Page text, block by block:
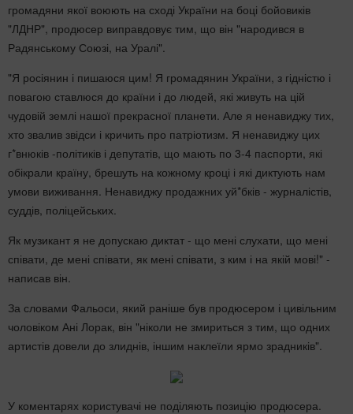
громадяни якої воюють на сході України на боці бойовиків
"ЛДНР", продюсер виправдовує тим, що він "народився в
Радянському Союзі, на Уралі".
"Я росіянин і пишаюся цим! Я громадянин України, з гідністю і
повагою ставлюся до країни і до людей, які живуть на цій
чудовій землі нашої прекрасної планети. Але я ненавиджу тих,
хто звалив звідси і кричить про патріотизм. Я ненавиджу цих
г*внюків -політиків і депутатів, що мають по 3-4 паспорти, які
обікрали країну, брешуть на кожному кроці і які диктують нам
умови виживання. Ненавиджу продажних уй*бків - журналістів,
суддів, поліцейських.
Як музикант я не допускаю диктат - що мені слухати, що мені
співати, де мені співати, як мені співати, з ким і на якій мові!" -
написав він.
За словами Фальоси, який раніше був продюсером і цивільним
чоловіком Ані Лорак, він "ніколи не змириться з тим, що одних
артистів довели до злиднів, іншим наклеїли ярмо зрадників".
У коментарях користувачі не поділяють позицію продюсера.